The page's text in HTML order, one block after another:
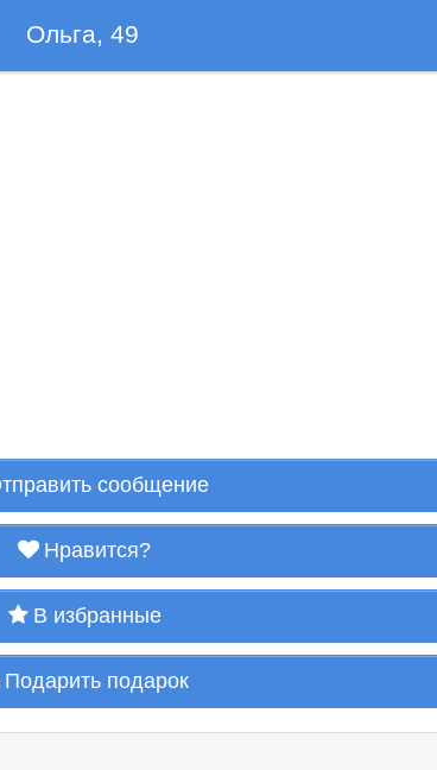
Ольга, 49
сообщение
Нравится?
В избранные
Подарить подарок